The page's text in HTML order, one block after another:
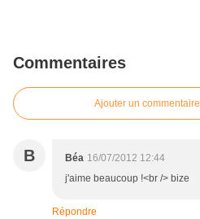
Commentaires
Ajouter un commentaire
B Béa 16/07/2012 12:44
j'aime beaucoup !<br /> bize
Répondre